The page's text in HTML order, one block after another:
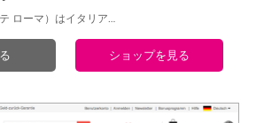
ローマ）はイタリア…
ショップを見る